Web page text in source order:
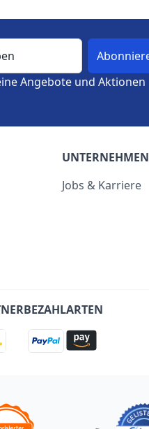
Angebote und Aktionen
UNTERNEHMEN
Jobs & Karriere
BEZAHLARTEN